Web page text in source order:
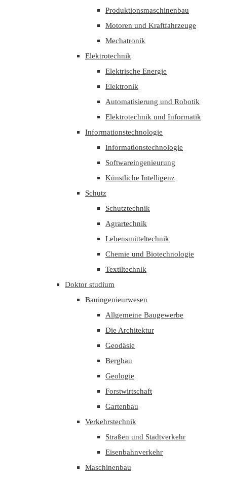
Produktionsmaschinenbau
Motoren und Kraftfahrzeuge
Mechatronik
Elektrotechnik
Elektrische Energie
Elektronik
Automatisierung und Robotik
Elektrotechnik und Informatik
Informationstechnologie
Informationstechnologie
Softwareingenieurung
Künstliche Intelligenz
Schutz
Schutztechnik
Agrartechnik
Lebensmitteltechnik
Chemie und Biotechnologie
Textiltechnik
Doktor studium
Bauingenieurwesen
Allgemeine Baugewerbe
Die Architektur
Geodäsie
Bergbau
Geologie
Forstwirtschaft
Gartenbau
Verkehrstechnik
Straßen und Stadtverkehr
Eisenbahnverkehr
Maschinenbau